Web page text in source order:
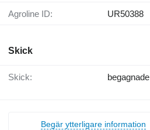
Agroline ID: UR50388
Skick
Skick: begagnade
Begär ytterligare information